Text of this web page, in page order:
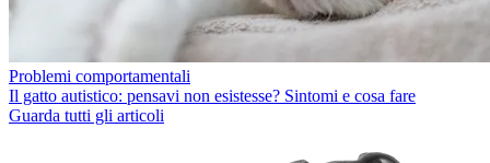
Problemi comportamentali
Il gatto autistico: pensavi non esistesse? Sintomi e cosa fare
Guarda tutti gli articoli